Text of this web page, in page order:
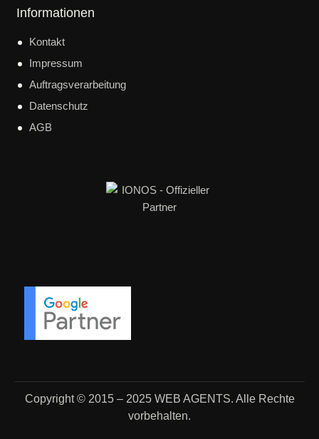
Informationen
Kontakt
Impressum
Auftragsverarbeitung
Datenschutz
AGB
Copyright © 2015 – 2025 WEB AGENTS. Alle Rechte
vorbehalten.